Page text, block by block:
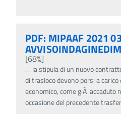
PDF: MIPAAF 2021
[68%]
… la stipula di un nuovo
di trasloco devono porsi a carico
economico, come giÃ accaduto
occasione del precedente